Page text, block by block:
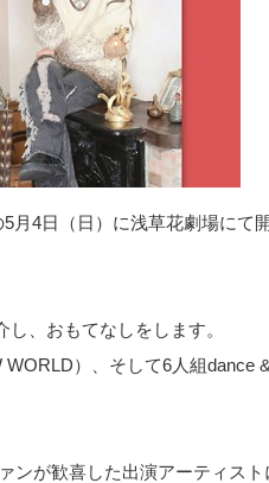
4日（日）に浅草花劇場にて
、おもてなしをします。
）、そして6人組dance
ンが歓喜した出演アーティス